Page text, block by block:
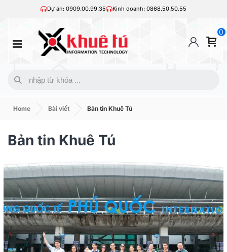
Dự án: 0909.00.99.35 Kinh doanh: 0868.50.50.55
0
Home Bài viết Bản tin Khuê Tú
Bản tin Khuê Tú